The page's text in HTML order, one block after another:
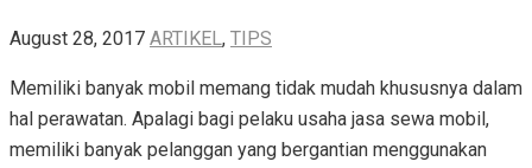
August 28, 2017 ARTIKEL, TIPS
Memiliki banyak mobil memang tidak mudah khususnya dalam
hal perawatan. Apalagi bagi pelaku usaha jasa sewa mobil,
memiliki banyak pelanggan yang bergantian menggunakan